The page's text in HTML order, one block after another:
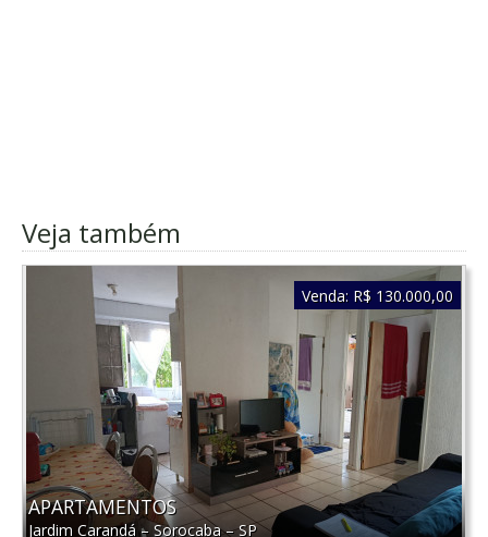
Veja também
APARTAMENTOS
Jardim Carandá– Sorocaba–SP
Venda: R$ 130.000,00